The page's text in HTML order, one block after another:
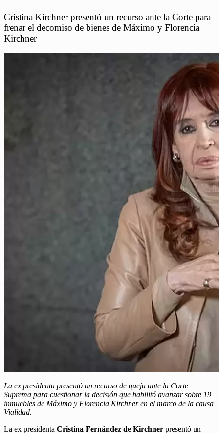
Cristina Kirchner presentó un recurso ante la Corte para
frenar el decomiso de bienes de Máximo y Florencia
Kirchner
La ex presidenta presentó un recurso de queja ante la Corte
Suprema para cuestionar la decisión que habilitó avanzar sobre 19
inmuebles de Máximo y Florencia Kirchner en el marco de la causa
Vialidad.
La ex presidenta Cristina Fernández de Kirchner presentó un